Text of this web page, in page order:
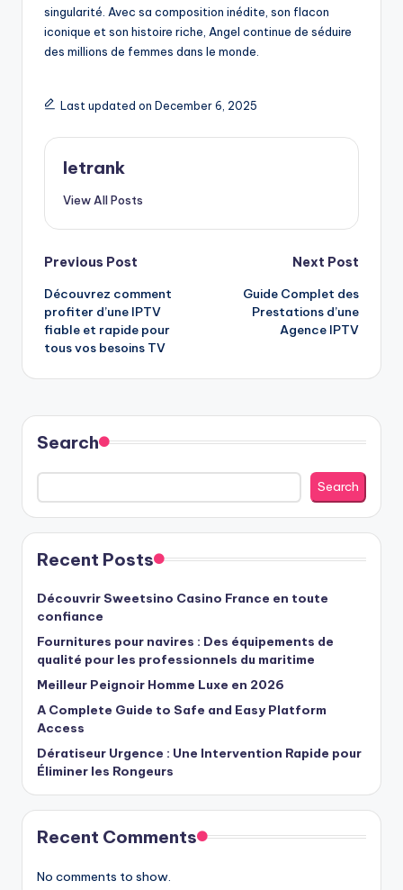
singularité. Avec sa composition inédite, son flacon
iconique et son histoire riche, Angel continue de séduire
des millions de femmes dans le monde.
Last updated on December 6, 2025
letrank
View All Posts
Post
navigation
Previous Post
Découvrez comment
profiter d’une IPTV
fiable et rapide pour
tous vos besoins TV
Next Post
Guide Complet des
Prestations d’une
Agence IPTV
Search
Search
Recent Posts
Découvrir Sweetsino Casino France en toute
confiance
Fournitures pour navires : Des équipements de
qualité pour les professionnels du maritime
Meilleur Peignoir Homme Luxe en 2026
A Complete Guide to Safe and Easy Platform
Access
Dératiseur Urgence : Une Intervention Rapide pour
Éliminer les Rongeurs
Recent Comments
No comments to show.